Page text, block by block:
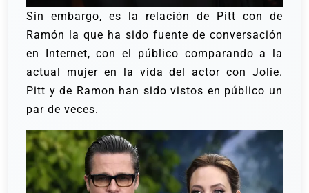
Sin embargo, es la relación de Pitt con de
Ramón la que ha sido fuente de conversación
en Internet, con el público comparando a la
actual mujer en la vida del actor con Jolie.
Pitt y de Ramon han sido vistos en público un
par de veces.